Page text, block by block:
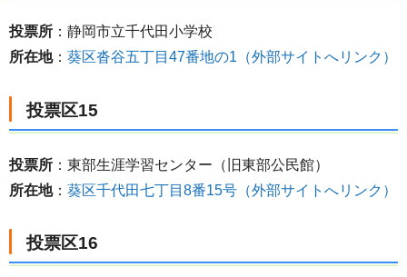
投票所 ：静岡市立千代田小学校
所在地： 葵区沓谷五丁目47番地の1（外部サイトへリンク）
投票区15
投票所 ：東部生涯学習センター（旧東部公民館）
所在地： 葵区千代田七丁目8番15号（外部サイトへリンク）
投票区16